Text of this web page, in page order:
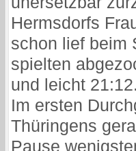
Hermsdorfs
schon lief beim
spielten
und leicht 21:12.
Im ersten
Thüringens
Pause